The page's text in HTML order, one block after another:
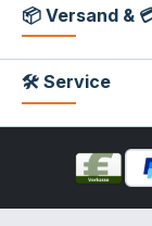
📦 Versand &
🛠 Service